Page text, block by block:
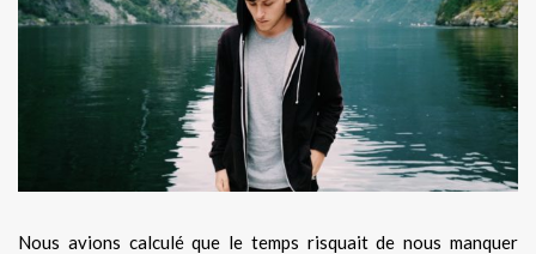
Nous avions calculé que le temps risquait de nous manquer